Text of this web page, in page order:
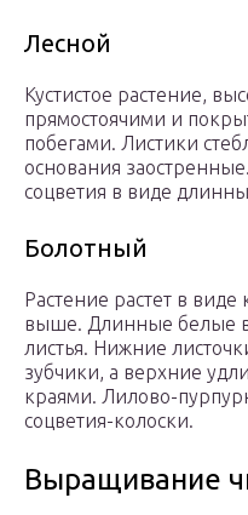
Лесной
Кустистое растение,
прямостоячими и
побегами. Листики
основания
соцветия в виде
Болотный
Растение растет в виде
выше. Длинные белые
листья. Нижние
зубчики, а верхние
краями. Лилово-
соцветия-колоски.
Выращивание